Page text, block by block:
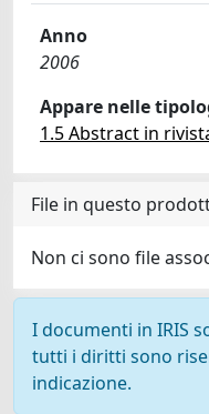
Anno
2006
Appare nelle
1.5 Abstract in
File in questo
Non ci sono file
I documenti in IRIS
tutti i diritti sono
indicazione.